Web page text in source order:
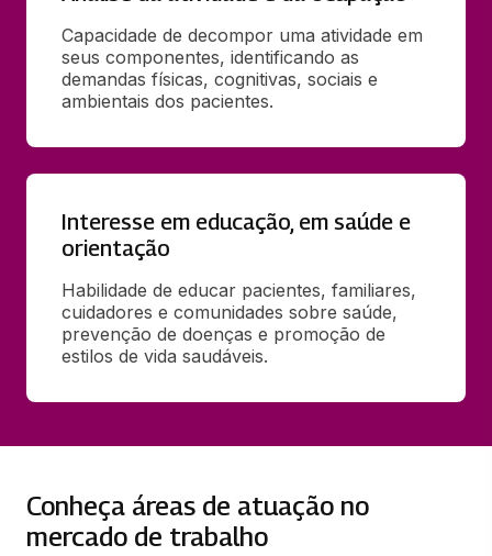
Capacidade de decompor uma atividade em
seus componentes, identificando as
demandas físicas, cognitivas, sociais e
ambientais dos pacientes.
Interesse em educação, em saúde e
orientação
Habilidade de educar pacientes, familiares,
cuidadores e comunidades sobre saúde,
prevenção de doenças e promoção de
estilos de vida saudáveis.
Conheça áreas de atuação no
mercado de trabalho